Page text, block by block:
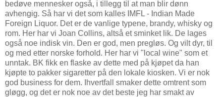
bedøve mennesker også, i tillegg til at man blir dønn
avhengig. Så har vi det som kalles IMFL - Indian Made
Foreign Liquor. Det er de vanlige typene, brandy, whisky og
rom. Her har vi Joan Collins, altså et sminket lik. De lages
også noe indisk vin. Den er god, men pregløs. Og vilt dyr, til
og med etter norske forhold. Her har vi "local wine" som et
unntak. BK fikk en flaske av dette med på kjøpet da han
kjøpte to pakker sigaretter på den lokale kiosken. Vi er nok
god business for dem. Ihvertfall smaker dette omtrent som
gløgg, og det er nok noe av det beste jeg har smakt av